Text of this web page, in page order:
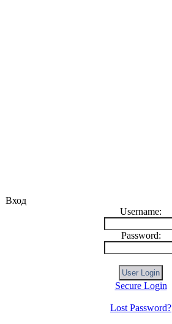
Вход
Username:
Password:
Secure Login
Lost Password?